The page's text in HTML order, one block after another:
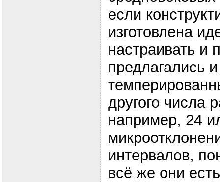
если
изготовлена
настраивать и
предлагались
другого числа
например, 24
интервалов,
всё же они